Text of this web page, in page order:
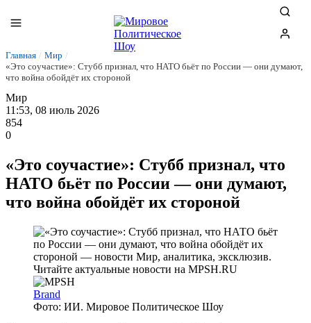
Главная / Мир /
«Это соучастие»: Стубб признал, что НАТО бьёт по России — они думают,
что война обойдёт их стороной
Мир
11:53, 08 июль 2026
854
0
«Это соучастие»: Стубб признал, что
НАТО бьёт по России — они думают,
что война обойдёт их стороной
Brand
Фото: ИИ. Мировое Политическое Шоу